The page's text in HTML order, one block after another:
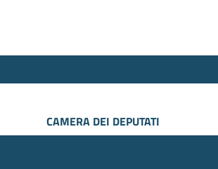
CAMERA DEI DEPUTATI